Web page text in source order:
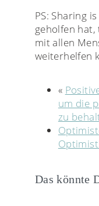
PS: Sharing
geholfen
mit allen
weiterhelfen
«
um die
zu
Das könnte